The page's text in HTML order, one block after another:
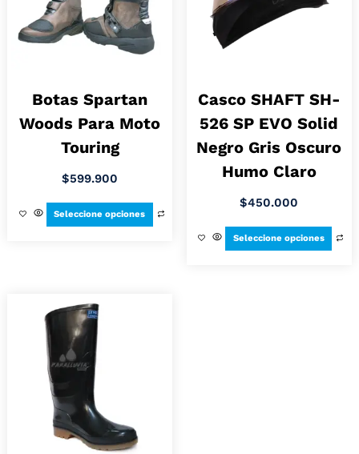
Botas Spartan
Woods Para Moto
Touring
$599.900
Seleccione opciones
Casco SHAFT SH-
526 SP EVO Solid
Negro Gris Oscuro
Humo Claro
$450.000
Seleccione opciones